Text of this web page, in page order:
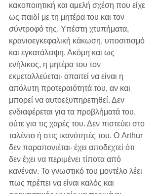
κακοποιητική και αμελή σχέση που είχε
ως παιδί με τη μητέρα του και τον
σύντροφό της. Υπέστη χτυπήματα,
κρανιοεγκεφαλική κάκωση, υποσιτισμό
και εγκατάλειψη. Ακόμη και ως
ενήλικος, η μητέρα του τον
εκμεταλλεύεται· απαιτεί να είναι η
απόλυτη προτεραιότητά του, αν και
μπορεί να αυτοεξυπηρετηθεί. Δεν
ενδιαφέρεται για τα προβλήματά του,
ούτε για τις χαρές του. Δεν πιστεύει στο
ταλέντο ή στις ικανότητές του. Ο Arthur
δεν παραπονιέται· έχει αποδεχτεί ότι
δεν έχει να περιμένει τίποτα από
κανέναν. Το γνωστικό του μοντέλο λέει
πως πρέπει να είναι καλός και